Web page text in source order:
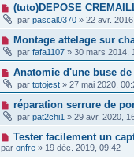
(tuto)DEPOSE
par pascal0370 » 22 avr.
Montage attelage sur
par fafa1107 » 30 mars 2014,
Anatomie d'une buse de
par totojest » 27 mai 2020,
réparation serrure de
par pat2chi1 » 29 avr. 2020,
Tester facilement un
par onfre » 19 déc. 2019, 09:42